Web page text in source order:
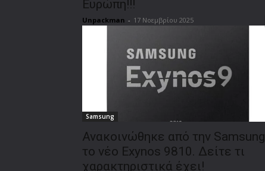
Ευρώπη!!!
Unpackman - 17 Νοεμβρίου 2025
Samsung
Ανακοινώθηκε από την Samsung
το νέο Exynos 9810. Δείτε τι
χαρακτηριστικά έχει!